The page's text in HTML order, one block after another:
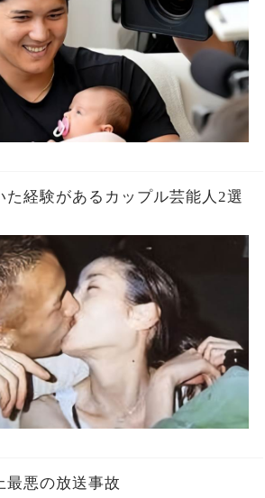
た経験があるカップル芸能人2選
最悪の放送事故